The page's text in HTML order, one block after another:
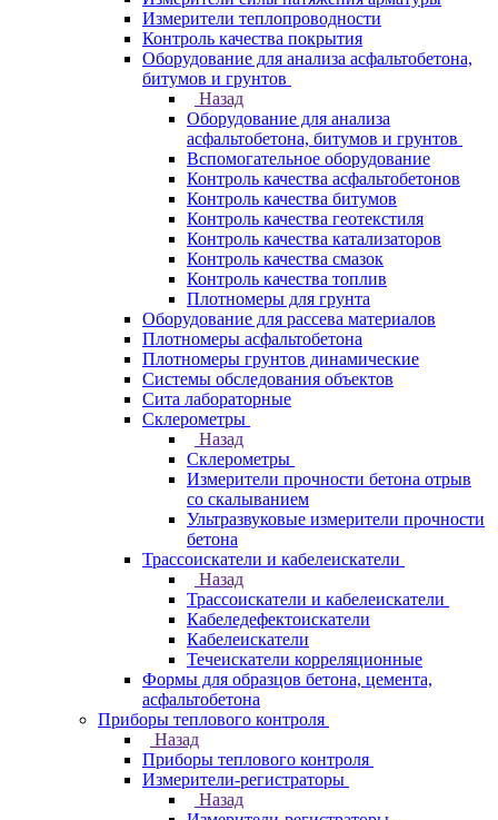
Измерители теплопроводности
Контроль качества покрытия
Оборудование для анализа асфальтобетона,
битумов и грунтов
Назад
Оборудование для анализа
асфальтобетона, битумов и грунтов
Вспомогательное оборудование
Контроль качества асфальтобетонов
Контроль качества битумов
Контроль качества геотекстиля
Контроль качества катализаторов
Контроль качества смазок
Контроль качества топлив
Плотномеры для грунта
Оборудование для рассева материалов
Плотномеры асфальтобетона
Плотномеры грунтов динамические
Системы обследования объектов
Сита лабораторные
Склерометры
Назад
Склерометры
Измерители прочности бетона отрыв
со скалыванием
Ультразвуковые измерители прочности
бетона
Трассоискатели и кабелеискатели
Назад
Трассоискатели и кабелеискатели
Кабеледефектоискатели
Кабелеискатели
Течеискатели корреляционные
Формы для образцов бетона, цемента,
асфальтобетона
Приборы теплового контроля
Назад
Приборы теплового контроля
Измерители-регистраторы
Назад